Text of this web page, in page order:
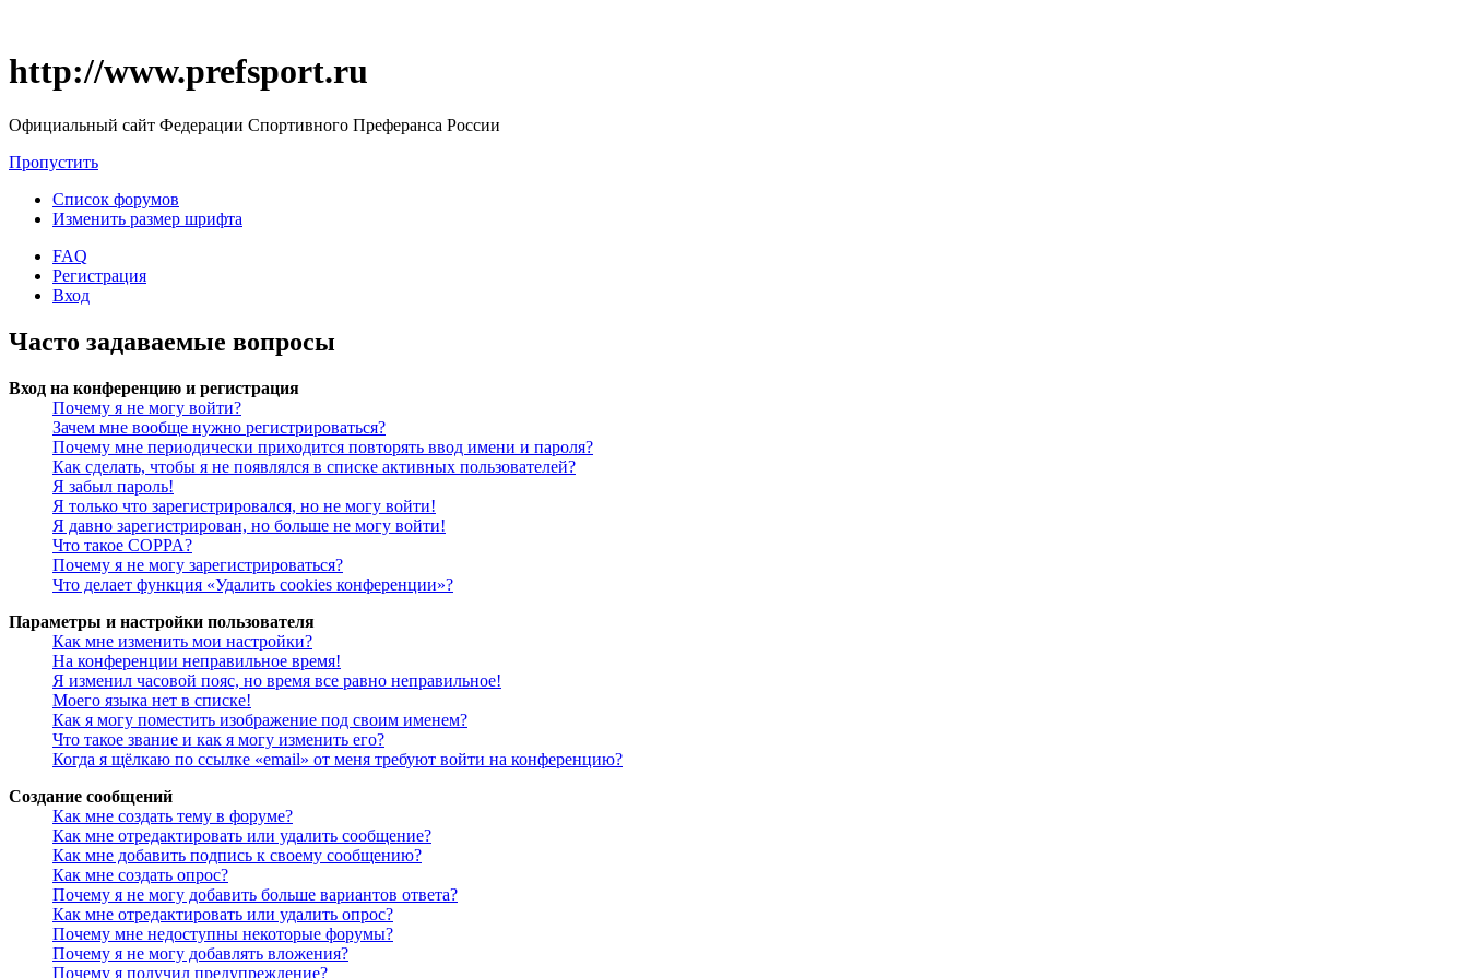
http://www.prefsport.ru
Официальный сайт Федерации Спортивного Преферанса России
Пропустить
Список форумов
Изменить размер шрифта
FAQ
Регистрация
Вход
Часто задаваемые вопросы
Вход на конференцию и регистрация
Почему я не могу войти?
Зачем мне вообще нужно регистрироваться?
Почему мне периодически приходится повторять ввод имени и пароля?
Как сделать, чтобы я не появлялся в списке активных пользователей?
Я забыл пароль!
Я только что зарегистрировался, но не могу войти!
Я давно зарегистрирован, но больше не могу войти!
Что такое COPPA?
Почему я не могу зарегистрироваться?
Что делает функция «Удалить cookies конференции»?
Параметры и настройки пользователя
Как мне изменить мои настройки?
На конференции неправильное время!
Я изменил часовой пояс, но время все равно неправильное!
Моего языка нет в списке!
Как я могу поместить изображение под своим именем?
Что такое звание и как я могу изменить его?
Когда я щёлкаю по ссылке «email» от меня требуют войти на конференцию?
Создание сообщений
Как мне создать тему в форуме?
Как мне отредактировать или удалить сообщение?
Как мне добавить подпись к своему сообщению?
Как мне создать опрос?
Почему я не могу добавить больше вариантов ответа?
Как мне отредактировать или удалить опрос?
Почему мне недоступны некоторые форумы?
Почему я не могу добавлять вложения?
Почему я получил предупреждение?